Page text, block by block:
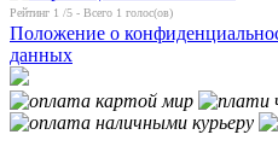
Рейтинг 1 /5 - Всего 1 голос(ов)
Положение о
данных